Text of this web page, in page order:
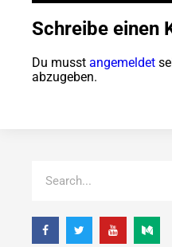
Schreibe einen
Du musst angemeldet
abzugeben.